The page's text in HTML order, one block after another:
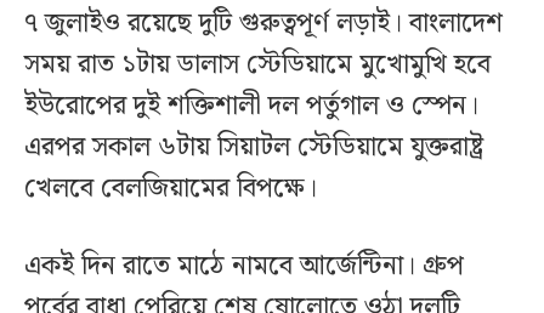
৭ জুলাইও রয়েছে দুটি গুরুত্বপূর্ণ লড়াই। বাংলাদেশ
সময় রাত ১টায় ডালাস স্টেডিয়ামে মুখোমুখি হবে
ইউরোপের দুই শক্তিশালী দল পর্তুগাল ও স্পেন।
এরপর সকাল ৬টায় সিয়াটল স্টেডিয়ামে যুক্তরাষ্ট্র
খেলবে বেলজিয়ামের বিপক্ষে।
একই দিন রাতে মাঠে নামবে আর্জেন্টিনা। গ্রুপ